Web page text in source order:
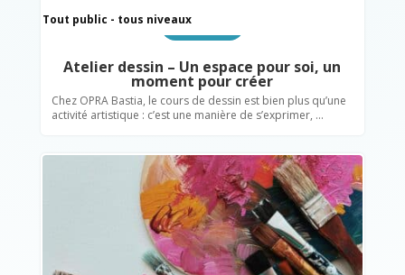
Tout public - tous niveauxInsertion sociale
Atelier dessin – Un espace pour soi, un
moment pour créer
Chez OPRA Bastia, le cours de dessin est bien plus qu’une
activité artistique : c’est une manière de s’exprimer, ...